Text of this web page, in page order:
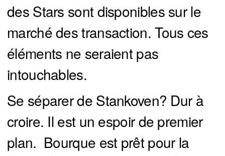
des Stars sont disponibles sur le
marché des transaction. Tous ces
éléments ne seraient pas
intouchables.
Se séparer de Stankoven? Dur à
croire. Il est un espoir de premier
plan. Bourque est prêt pour la